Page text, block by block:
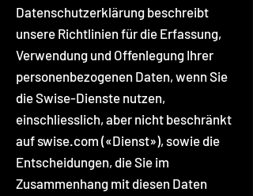
Datenschutzerklärung beschreibt
unsere Richtlinien für die Erfassung,
Verwendung und Offenlegung Ihrer
personenbezogenen Daten, wenn Sie
die Swise-Dienste nutzen,
einschliesslich, aber nicht beschränkt
auf swise.com («Dienst»), sowie die
Entscheidungen, die Sie im
Zusammenhang mit diesen Daten